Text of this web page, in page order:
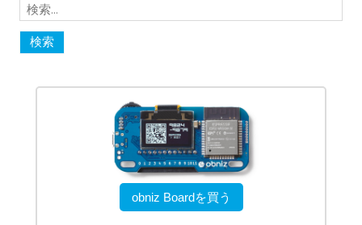
シ
ョ
ン
検
obniz Boardを買う